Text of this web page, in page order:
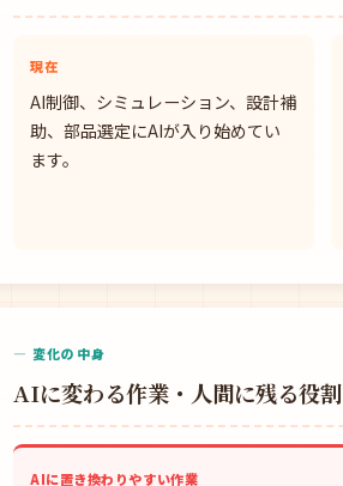
現在
AI制御、シミュレーション、設計補
助、部品選定にAIが入り始めてい
ます。
— 変化の中身
AIに変わる作業・人間に残る役割
AIに置き換わりやすい作業